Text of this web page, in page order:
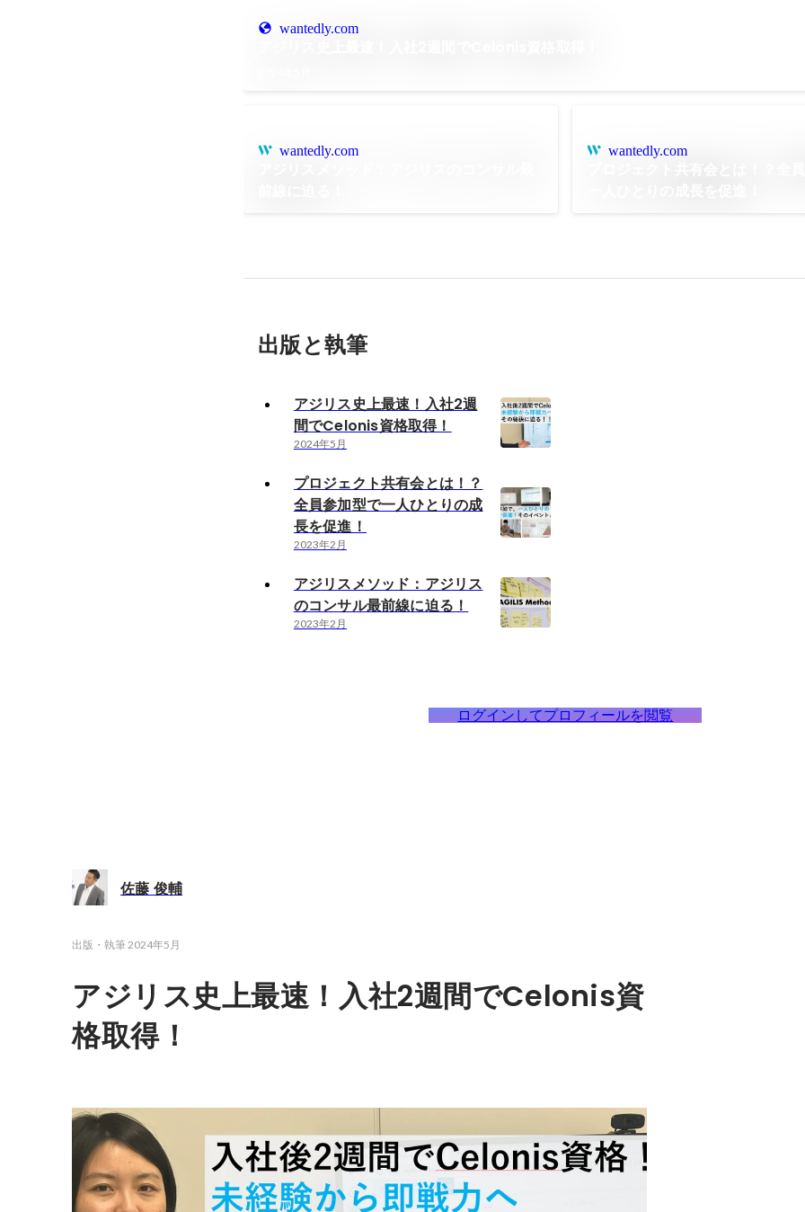
wantedly.com
wantedly.com wantedly.com
出版と執筆
アジリス史上最速！入社2週
間でCelonis資格取得！
2024年5月
プロジェクト共有会とは！？
全員参加型で一人ひとりの成
長を促進！
2023年2月
アジリスメソッド：アジリス
のコンサル最前線に迫る！
2023年2月
ログインしてプロフィールを閲覧
佐藤 俊輔
出版・執筆2024年5月
アジリス史上最速！入社2週間でCelonis資
格取得！